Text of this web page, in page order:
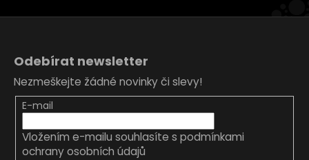
Odebírat newsletter
Nezmeškejte žádné novinky či slevy!
E-mail
Vložením e-mailu souhlasíte s podmínkami
ochrany osobních údajů